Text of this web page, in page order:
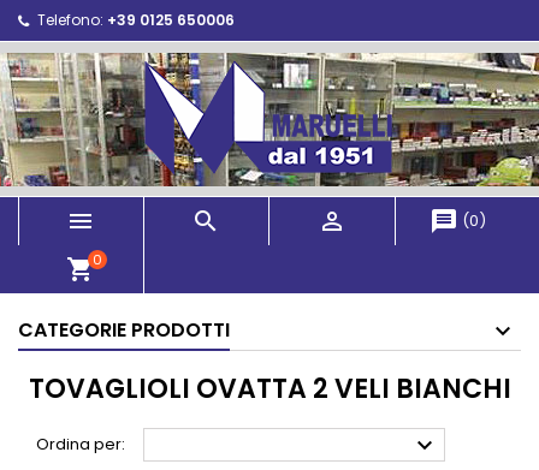
Telefono: +39 0125 650006
   message (0)
shopping_cart0
CATEGORIE PRODOTTI
TOVAGLIOLI OVATTA 2 VELI BIANCHI
Ordina per: 